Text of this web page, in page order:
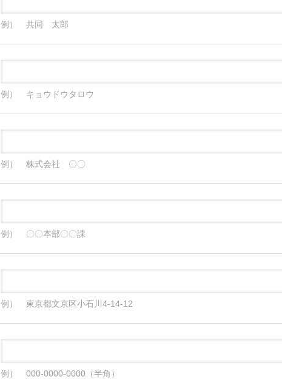
例） 共同 太郎
例） キョウドウタロウ
例） 株式会社 〇〇
例） 〇〇本部〇〇課
例） 東京都文京区小石川4-14-12
例） 000-0000-0000（半角）